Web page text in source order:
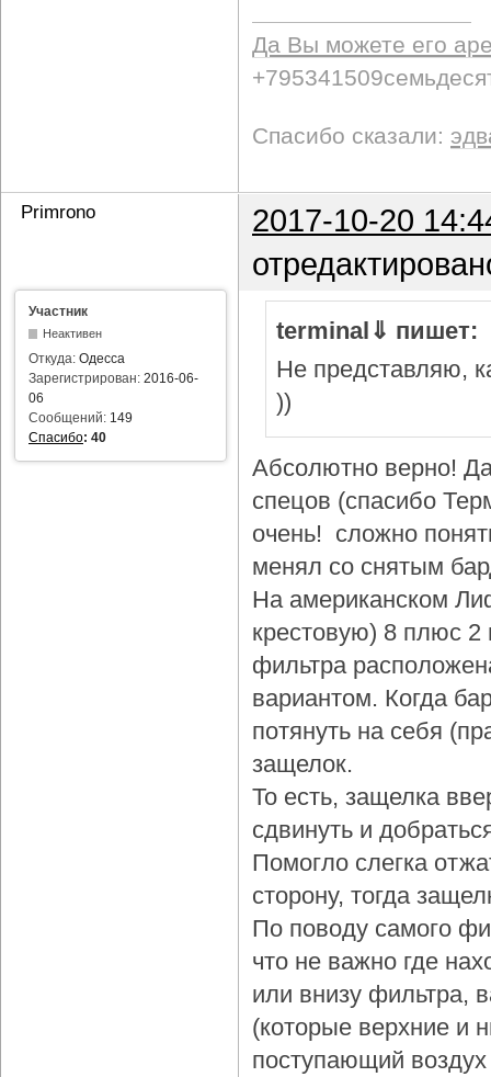
Да Вы можете его
Спасибо сказали:
Primrono
2017-10-20
Участник
Неактивен
Откуда: Одесса
Зарегистрирован: 2016-06-
06
Сообщений: 149
Спасибо: 40
terminal⇓ пишет:
Не представляю,
))
Абсолютно верно!
спецов (спасибо
очень! сложно
менял со снятым
На американском
крестовую) 8 плюс 2
фильтра
вариантом. Когда
потянуть на себя
защелок.
То есть, защелка
сдвинуть и
Помогло слегка
сторону, тогда
По поводу самого
что не важно где
или внизу фильтра,
(которые верхние и
поступающий